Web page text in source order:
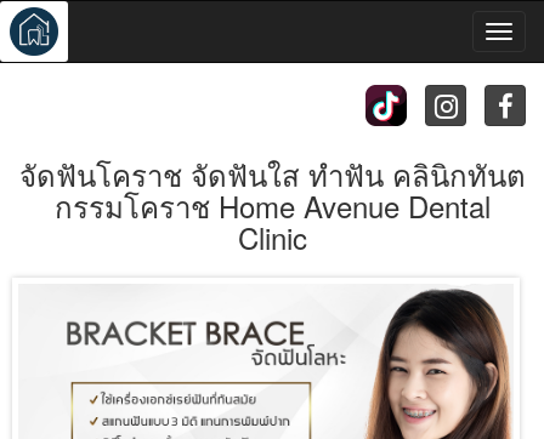
จัดฟันโคราช จัดฟันใส ทำฟัน คลินิกทันต
กรรมโคราช Home Avenue Dental
Clinic